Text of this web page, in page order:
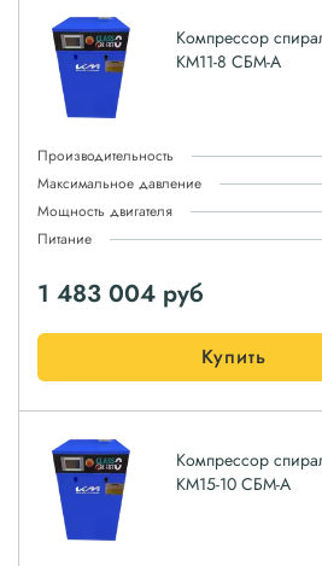
Компрессор
КМ11-8 СБМ-А
Производительность
Максимальное давление
Мощность двигателя
Питание
1 483 004 руб
Купить
Компрессор
КМ15-10 СБМ-А